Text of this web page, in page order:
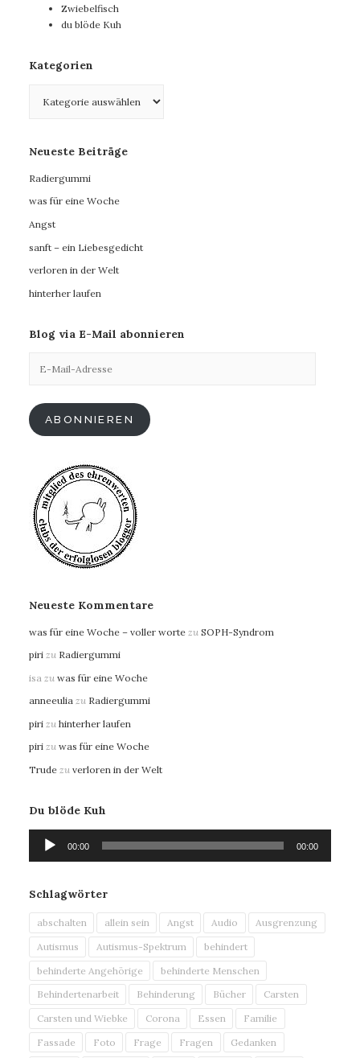
Zwiebelfisch
du blöde Kuh
Kategorien
Neueste Beiträge
Radiergummi
was für eine Woche
Angst
sanft – ein Liebesgedicht
verloren in der Welt
hinterher laufen
Blog via E-Mail abonnieren
Mail-
ABONNIEREN
Neueste Kommentare
was für eine Woche – voller worte zu SOPH-Syndrom
piri zu Radiergummi
isa zu was für eine Woche
anneeulia zu Radiergummi
piri zu hinterher laufen
piri zu was für eine Woche
Trude zu verloren in der Welt
Du blöde Kuh
Audio-
Player
00:00 00:00
Schlagwörter
abschalten allein sein Angst Audio
Ausgrenzung
Autismus
Autismus-Spektrum
behindert
behinderte Angehörige
behinderte Menschen
Behindertenarbeit
Behinderung Bücher
Carsten
Carsten und Wiebke
Corona Essen
Familie
Fassade
Foto Frage Fragen Gedanken